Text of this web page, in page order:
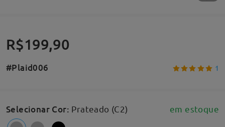
R$199,90
#Plaid006 1
Selecionar Cor: Prateado (C2) em estoque